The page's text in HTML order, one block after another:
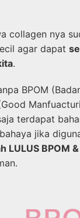
collagen nya
agar dapat
.
BPOM
terdapat
jika
LULUS BPOM